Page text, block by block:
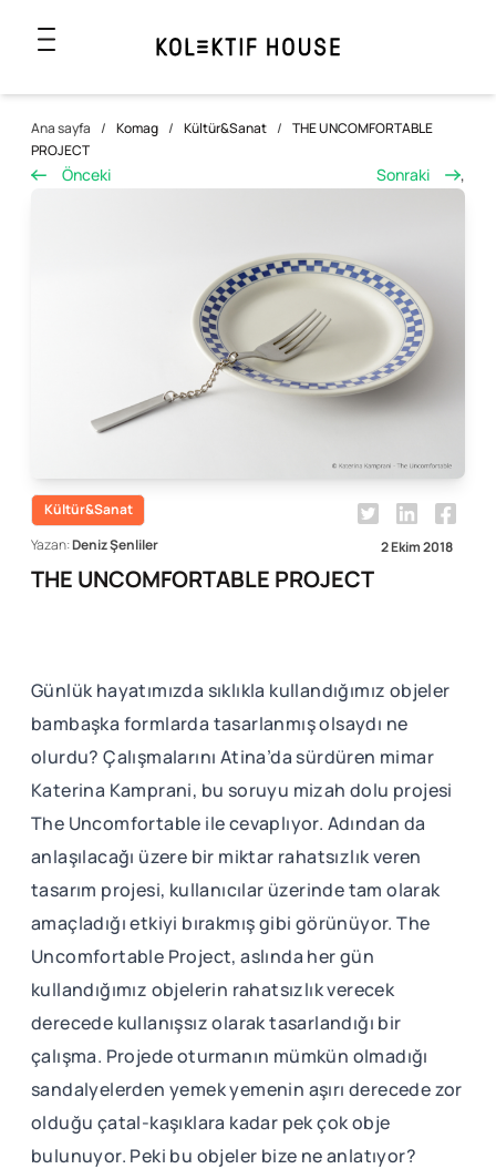
Ana sayfa / Komag / Kültür&Sanat / THE UNCOMFORTABLE
PROJECT
Önceki Sonraki ,
Kültür&Sanat
Yazan:Deniz Şenliler 2 Ekim 2018
THE UNCOMFORTABLE PROJECT
Günlük hayatımızda sıklıkla kullandığımız objeler
bambaşka formlarda tasarlanmış olsaydı ne
olurdu? Çalışmalarını Atina’da sürdüren mimar
Katerina Kamprani, bu soruyu mizah dolu projesi
The Uncomfortable ile cevaplıyor. Adından da
anlaşılacağı üzere bir miktar rahatsızlık veren
tasarım projesi, kullanıcılar üzerinde tam olarak
amaçladığı etkiyi bırakmış gibi görünüyor. The
Uncomfortable Project, aslında her gün
kullandığımız objelerin rahatsızlık verecek
derecede kullanışsız olarak tasarlandığı bir
çalışma. Projede oturmanın mümkün olmadığı
sandalyelerden yemek yemenin aşırı derecede zor
olduğu çatal-kaşıklara kadar pek çok obje
bulunuyor. Peki bu objeler bize ne anlatıyor?